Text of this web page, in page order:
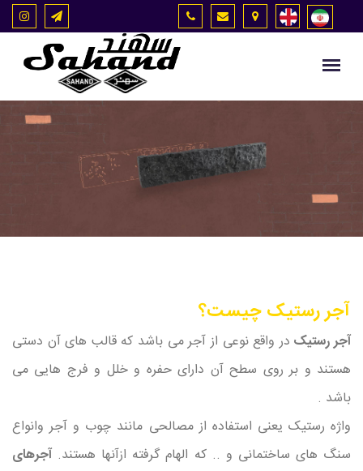
آجر رستیک چیست؟
آجر رستیک در واقع نوعی از آجر می باشد که قالب های آن دستی
هستند و بر روی سطح آن دارای حفره و خلل و فرج هایی می
باشد .
واژه رستیک یعنی استفاده از مصالحی مانند چوب و آجر وانواع
سنگ های ساختمانی و .. که الهام گرفته ازآنها هستند. آجرهای